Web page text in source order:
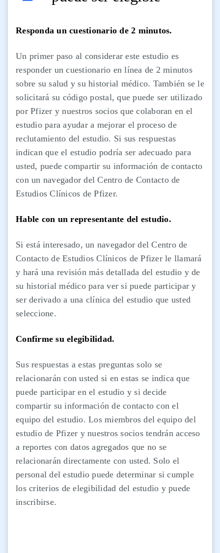
Responda un cuestionario de 2 minutos.
Un primer paso al considerar este estudio es
responder un cuestionario en línea de 2 minutos
sobre su salud y su historial médico. También se le
solicitará su código postal, que puede ser utilizado
por Pfizer y nuestros socios que colaboran en el
estudio para ayudar a mejorar el proceso de
reclutamiento del estudio. Si sus respuestas
indican que el estudio podría ser adecuado para
usted, puede compartir su información de contacto
con un navegador del Centro de Contacto de
Estudios Clínicos de Pfizer.
Hable con un representante del estudio.
Si está interesado, un navegador del Centro de
Contacto de Estudios Clínicos de Pfizer le llamará
y hará una revisión más detallada del estudio y de
su historial médico para ver si puede participar y
ser derivado a una clínica del estudio que usted
seleccione.
Confirme su elegibilidad.
Sus respuestas a estas preguntas solo se
relacionarán con usted si en estas se indica que
puede participar en el estudio y si decide
compartir su información de contacto con el
equipo del estudio. Los miembros del equipo del
estudio de Pfizer y nuestros socios tendrán acceso
a reportes con datos agregados que no se
relacionarán directamente con usted. Solo el
personal del estudio puede determinar si cumple
los criterios de elegibilidad del estudio y puede
inscribirse.